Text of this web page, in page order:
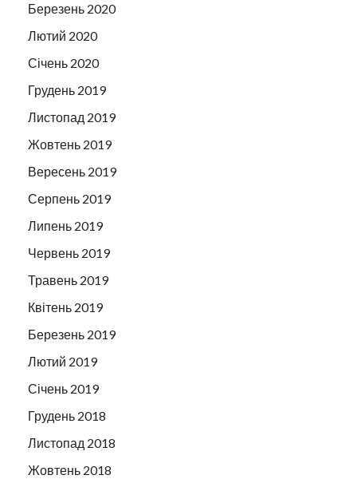
Березень 2020
Лютий 2020
Січень 2020
Грудень 2019
Листопад 2019
Жовтень 2019
Вересень 2019
Серпень 2019
Липень 2019
Червень 2019
Травень 2019
Квітень 2019
Березень 2019
Лютий 2019
Січень 2019
Грудень 2018
Листопад 2018
Жовтень 2018